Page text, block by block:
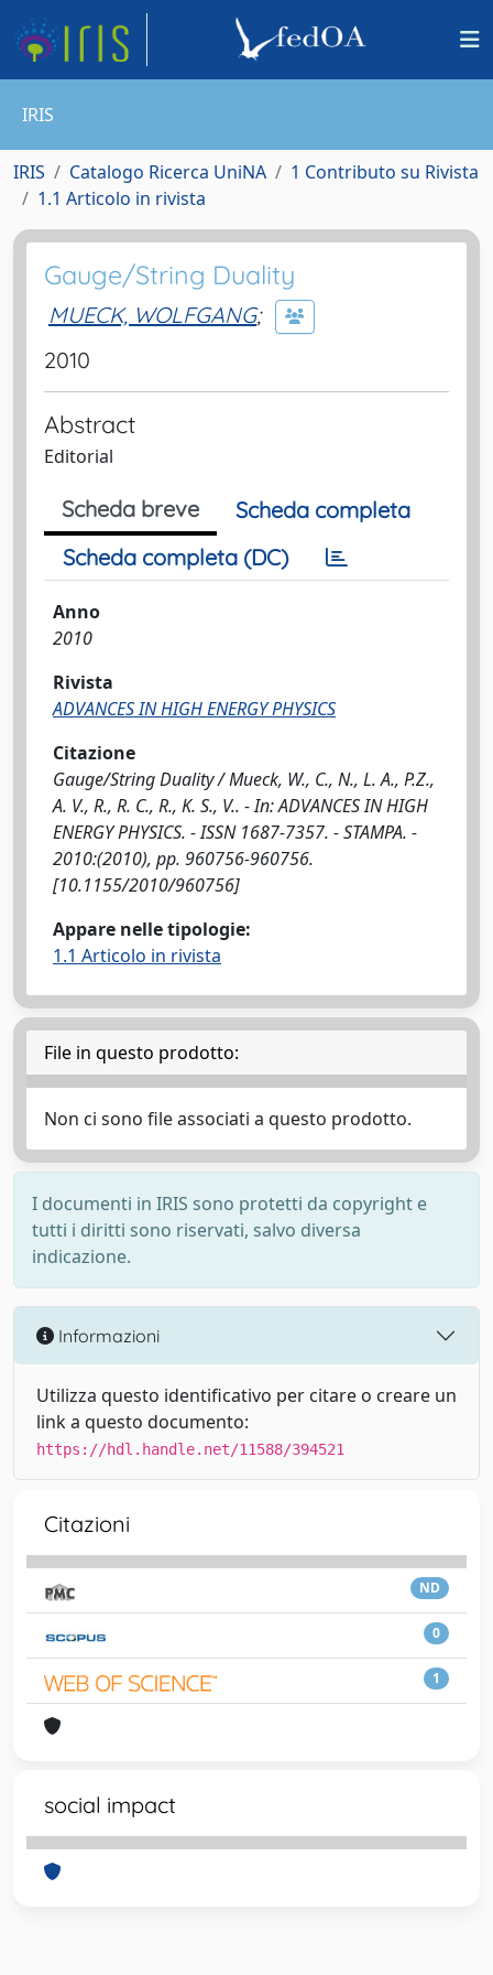
IRIS
IRIS Catalogo Ricerca UniNA
1 Contributo su Rivista
1.1 Articolo in rivista
Gauge/String Duality
MUECK, WOLFGANG;
2010
Abstract
Editorial
Scheda breve
Scheda completa
Scheda completa (DC)
Anno
2010
Rivista
ADVANCES IN HIGH ENERGY PHYSICS
Citazione
Gauge/String Duality / Mueck, W., C., N., L. A., P.Z.,
A. V., R., R. C., R., K. S., V.. - In: ADVANCES IN HIGH
ENERGY PHYSICS. - ISSN 1687-7357. - STAMPA. -
2010:(2010), pp. 960756-960756.
[10.1155/2010/960756]
Appare nelle tipologie:
1.1 Articolo in rivista
File in questo prodotto:
Non ci sono file associati a questo prodotto.
I documenti in IRIS sono protetti da copyright e
tutti i diritti sono riservati, salvo diversa
indicazione.
Informazioni
Utilizza questo identificativo per citare o creare un
link a questo documento:
https://hdl.handle.net/11588/394521
Citazioni
ND
0
1
social impact